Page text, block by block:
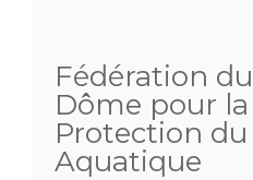
Fédération
Dôme pour
Protection
Aquatique